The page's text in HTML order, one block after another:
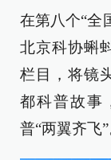
在第八个“全
北京科协蝌
栏目，将镜
都科普故事
普“两翼齐飞”